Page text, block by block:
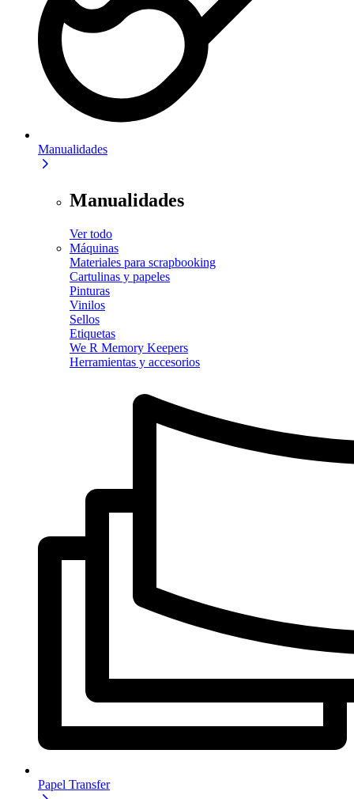
Manualidades
Manualidades
Ver todo
Máquinas
Materiales para scrapbooking
Cartulinas y papeles
Pinturas
Vinilos
Sellos
Etiquetas
We R Memory Keepers
Herramientas y accesorios
Papel Transfer